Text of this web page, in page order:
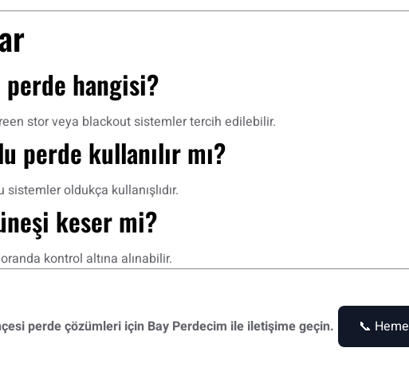
hangisi?
stor veya blackout sistemler tercih edilebilir.
perde kullanılır mı?
oldukça kullanışlıdır.
keser mi?
kontrol altına alınabilir.
perde çözümleri için Bay Perdecim ile iletişime geçin. 📞